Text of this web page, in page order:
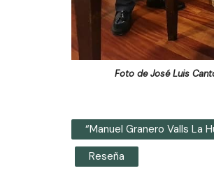
Foto de José Luis
“Manuel Granero Valls La
Reseña